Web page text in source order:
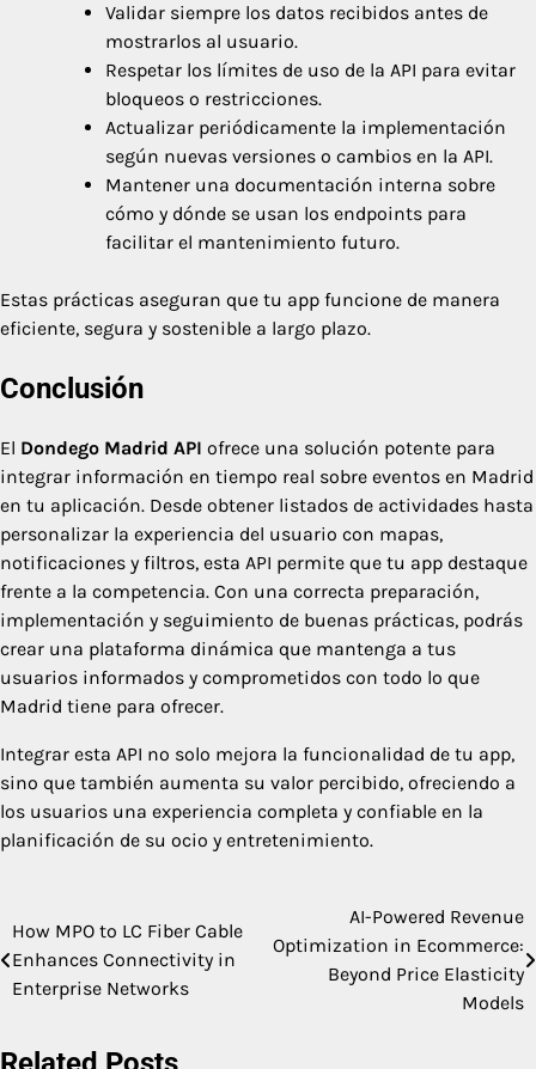
Validar siempre los datos recibidos antes de
mostrarlos al usuario.
Respetar los límites de uso de la API para evitar
bloqueos o restricciones.
Actualizar periódicamente la implementación
según nuevas versiones o cambios en la API.
Mantener una documentación interna sobre
cómo y dónde se usan los endpoints para
facilitar el mantenimiento futuro.
Estas prácticas aseguran que tu app funcione de manera
eficiente, segura y sostenible a largo plazo.
Conclusión
El Dondego Madrid API ofrece una solución potente para
integrar información en tiempo real sobre eventos en Madrid
en tu aplicación. Desde obtener listados de actividades hasta
personalizar la experiencia del usuario con mapas,
notificaciones y filtros, esta API permite que tu app destaque
frente a la competencia. Con una correcta preparación,
implementación y seguimiento de buenas prácticas, podrás
crear una plataforma dinámica que mantenga a tus
usuarios informados y comprometidos con todo lo que
Madrid tiene para ofrecer.
Integrar esta API no solo mejora la funcionalidad de tu app,
sino que también aumenta su valor percibido, ofreciendo a
los usuarios una experiencia completa y confiable en la
planificación de su ocio y entretenimiento.
Post
navigation
How MPO to LC Fiber Cable
Enhances Connectivity in
Enterprise Networks
AI-Powered Revenue
Optimization in Ecommerce:
Beyond Price Elasticity
Models